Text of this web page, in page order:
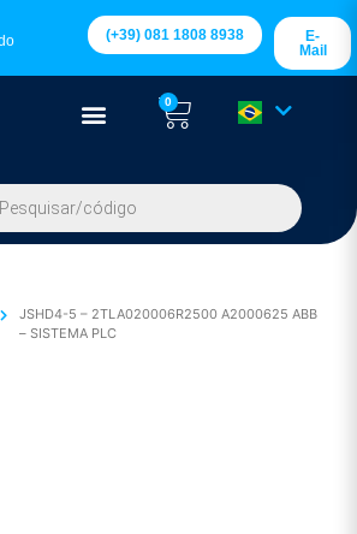
(+39) 081 1808 8938
E-
Mail
0
JSHD4-5 – 2TLA020006R2500 A2000625 ABB
– SISTEMA PLC